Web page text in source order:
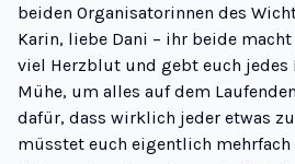
beiden Organisatorinnen des
Karin, liebe Dani – ihr beide
viel Herzblut und gebt euch
Mühe, um alles auf dem
dafür, dass wirklich jeder etwas
müsstet euch eigentlich